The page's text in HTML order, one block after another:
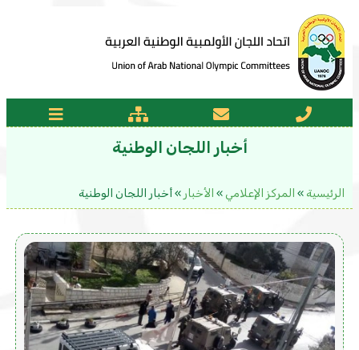
أخبار اللجان الوطنية
الرئيسية » المركز الإعلامي » الأخبار »أخبار اللجان الوطنية